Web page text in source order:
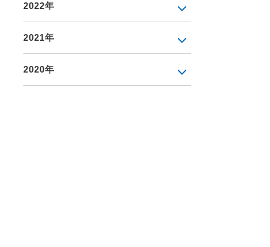
2022年
2021年
2020年